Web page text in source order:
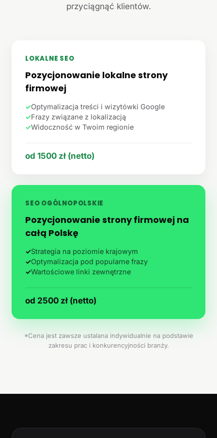
przyciągnąć klientów.
LOKALNE SEO
Pozycjonowanie lokalne strony
firmowej
✓Optymalizacja treści i wizytówki Google
✓Frazy związane z lokalizacją
✓Widoczność w Twoim regionie
od 1500 zł (netto)
SEO OGÓLNOPOLSKIE
Pozycjonowanie strony firmowej na
całą Polskę
✓Strategia na poziomie krajowym
✓Optymalizacja pod popularne frazy
✓Wartościowe linki zewnętrzne
od 2500 zł (netto)
*Cena jest zawsze ustalana indywidualnie na podstawie
zakresu prac i konkurencyjności branży.